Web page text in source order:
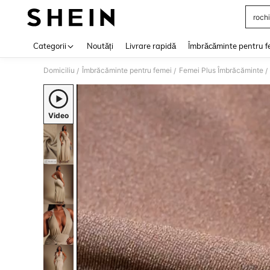
Categorii Noutăți Livrare rapidă Îmbrăcăminte pentru
Domiciliu / Îmbrăcăminte pentru femei / Femei Plus Îmbrăcăminte /
Video